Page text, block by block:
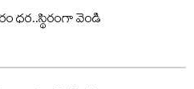
ధర..స్థిరంగా వెండి